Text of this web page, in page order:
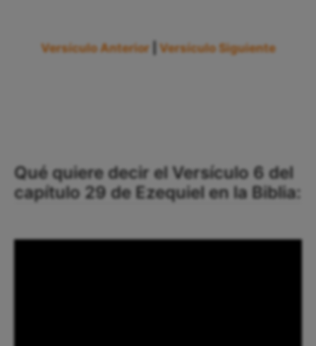
Versículo Anterior Versículo Siguiente
Qué quiere decir el Versículo 6 del
capítulo 29 de Ezequiel en la Biblia: